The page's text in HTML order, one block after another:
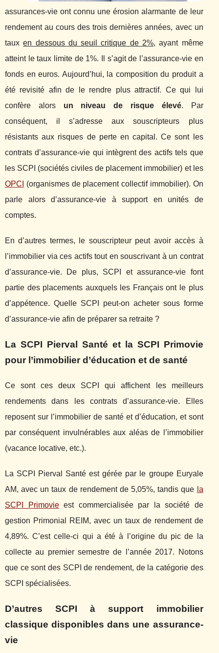
assurances-vie ont connu une érosion alarmante de leur
rendement au cours des trois dernières années, avec un
tauxen dessous du seuil critique de 2%, ayant même
atteint le taux limite de 1%. Il s’agit de l’assurance-vie en
fonds en euros. Aujourd’hui, la composition du produit a
été revisité afin de le rendre plus attractif. Ce qui lui
confère alors un niveau de risque élevé. Par
conséquent, il s’adresse aux souscripteurs plus
résistants aux risques de perte en capital. Ce sont les
contrats d’assurance-vie qui intègrent des actifs tels que
les SCPI (sociétés civiles de placement immobilier) et les
OPCI
(organismes de placement collectif immobilier). On
parle alors d’assurance-vie à support en unités de
comptes.
En d’autres termes, le souscripteur peut avoir accès à
l’immobilier via ces actifs tout en souscrivant à un contrat
d’assurance-vie. De plus, SCPI et assurance-vie font
partie des placements auxquels les Français ont le plus
d’appétence. Quelle SCPI peut-on acheter sous forme
d’assurance-vie afin de préparer sa retraite ?
La SCPI Pierval Santé et la SCPI Primovie
pour l’immobilier d’éducation et de santé
Ce sont ces deux SCPI qui affichent les meilleurs
rendements dans les contrats d’assurance-vie. Elles
reposent sur l’immobilier de santé et d’éducation, et sont
par conséquent invulnérables aux aléas de l’immobilier
(vacance locative, etc.).
La SCPI Pierval Santé est gérée par le groupe Euryale
AM, avec un taux de rendement de 5,05%, tandis que la
SCPI Primovieest commercialisée par la société de
gestion Primonial REIM, avec un taux de rendement de
4,89%. C’est celle-ci qui a été à l’origine du pic de la
collecte au premier semestre de l’année 2017. Notons
que ce sont des SCPI de rendement, de la catégorie des
SCPI spécialisées.
D’autres SCPI à support immobilier
classique disponibles dans une assurance-
vie